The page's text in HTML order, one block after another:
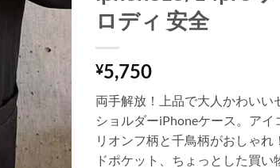
ロディ 安全
¥5,750
両手解放！上品で大人かわいい
ショルダーiPhoneケース。アイ
リオンフ柄と千鳥柄がおしゃれ
ドポケット、ちょっとした買い